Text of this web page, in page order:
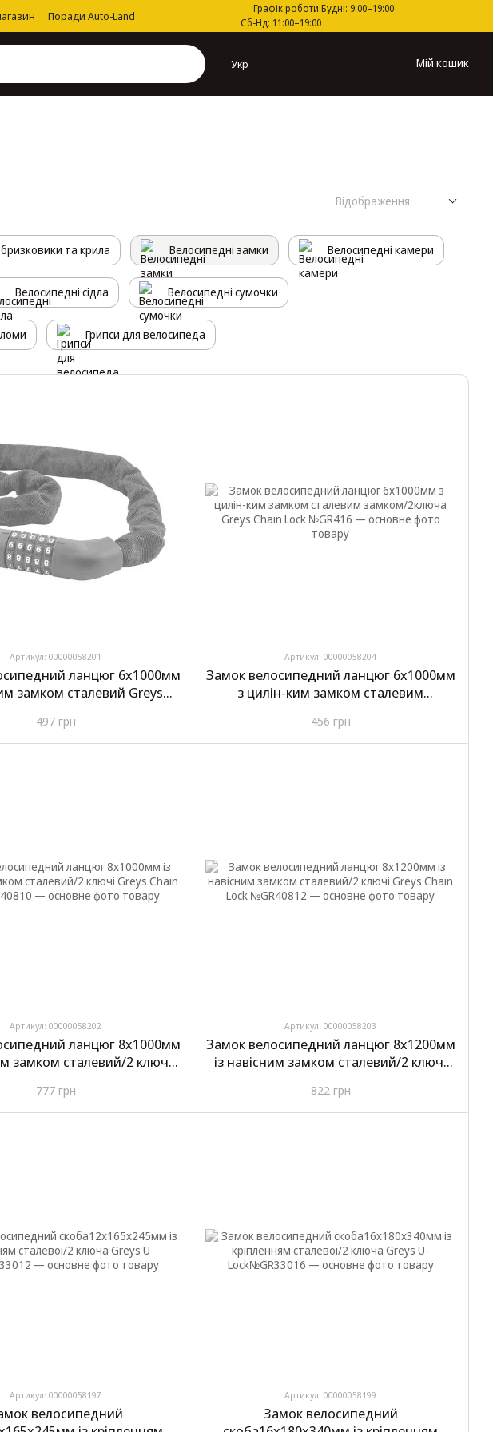
Поради Auto-Land
Графік роботи:Будні: 9:00–19:00
Сб-Нд: 11:00–19:00
Укр Мій кошик
Відображення:
та крила Велосипедні замки Велосипедні камери
Велосипедні сідла Велосипедні сумочки
Грипси для велосипеда
Артикул: 00000058201
ланцюг 6х1000мм
замком сталевий Greys
497 грн
Артикул: 00000058204
Замок велосипедний ланцюг 6х1000мм
з цилін-ким замком сталевим
№GR416
456 грн
Артикул: 00000058202
ланцюг 8х1000мм
замком сталевий/2 ключі
777 грн
Артикул: 00000058203
Замок велосипедний ланцюг 8х1200мм
із навісним замком сталевий/2 ключі
822 грн
Артикул: 00000058197
велосипедний
Артикул: 00000058199
Замок велосипедний